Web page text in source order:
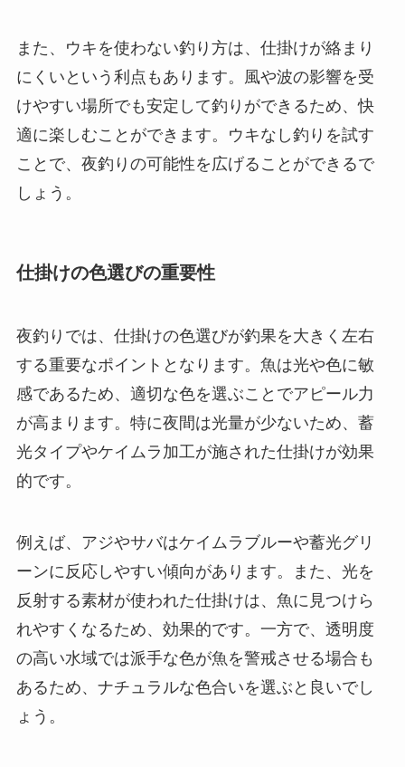
また、ウキを使わない釣り方は、仕掛けが絡まり
にくいという利点もあります。風や波の影響を受
けやすい場所でも安定して釣りができるため、快
適に楽しむことができます。ウキなし釣りを試す
ことで、夜釣りの可能性を広げることができるで
しょう。
仕掛けの色選びの重要性
夜釣りでは、仕掛けの色選びが釣果を大きく左右
する重要なポイントとなります。魚は光や色に敏
感であるため、適切な色を選ぶことでアピール力
が高まります。特に夜間は光量が少ないため、蓄
光タイプやケイムラ加工が施された仕掛けが効果
的です。
例えば、アジやサバはケイムラブルーや蓄光グリ
ーンに反応しやすい傾向があります。また、光を
反射する素材が使われた仕掛けは、魚に見つけら
れやすくなるため、効果的です。一方で、透明度
の高い水域では派手な色が魚を警戒させる場合も
あるため、ナチュラルな色合いを選ぶと良いでし
ょう。